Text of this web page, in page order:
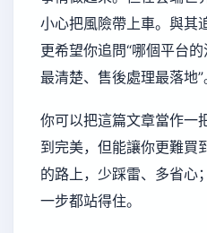
小心把風險帶上車。與其
更希望你追問“哪個平台
最清楚、售後處理最落地”
你可以把這篇文章當作一
到完美，但能讓你更難買
的路上，少踩雷、多省心
一步都站得住。